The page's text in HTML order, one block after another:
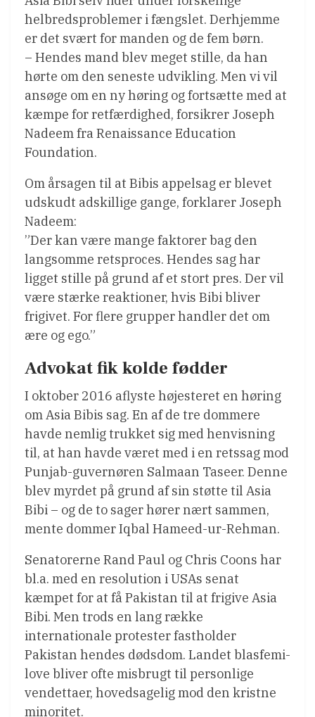
helbredsproblemer i fængslet. Derhjemme
er det svært for manden og de fem børn.
– Hendes mand blev meget stille, da han
hørte om den seneste udvikling. Men vi vil
ansøge om en ny høring og fortsætte med at
kæmpe for retfærdighed, forsikrer Joseph
Nadeem fra Renaissance Education
Foundation.
Om årsagen til at Bibis appelsag er blevet
udskudt adskillige gange, forklarer Joseph
Nadeem:
”Der kan være mange faktorer bag den
langsomme retsproces. Hendes sag har
ligget stille på grund af et stort pres. Der vil
være stærke reaktioner, hvis Bibi bliver
frigivet. For flere grupper handler det om
ære og ego.”
Advokat fik kolde fødder
I oktober 2016 aflyste højesteret en høring
om Asia Bibis sag. En af de tre dommere
havde nemlig trukket sig med henvisning
til, at han havde været med i en retssag mod
Punjab-guvernøren Salmaan Taseer. Denne
blev myrdet på grund af sin støtte til Asia
Bibi – og de to sager hører nært sammen,
mente dommer Iqbal Hameed-ur-Rehman.
Senatorerne Rand Paul og Chris Coons har
bl.a. med en resolution i USAs senat
kæmpet for at få Pakistan til at frigive Asia
Bibi. Men trods en lang række
internationale protester fastholder
Pakistan hendes dødsdom. Landet blasfemi-
love bliver ofte misbrugt til personlige
vendettaer, hovedsagelig mod den kristne
minoritet.